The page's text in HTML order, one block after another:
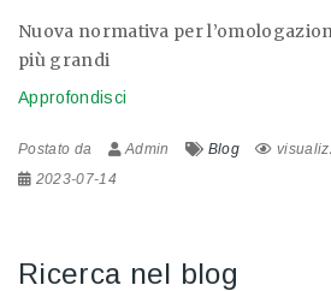
Nuova normativa per
più grandi
Approfondisci
Postato da Admin Blog
2023-07-14
Ricerca nel blog